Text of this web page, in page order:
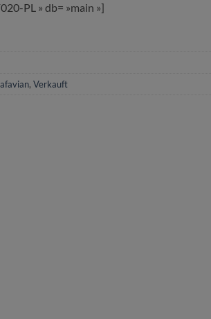
PL » db= »main »]
, Verkauft